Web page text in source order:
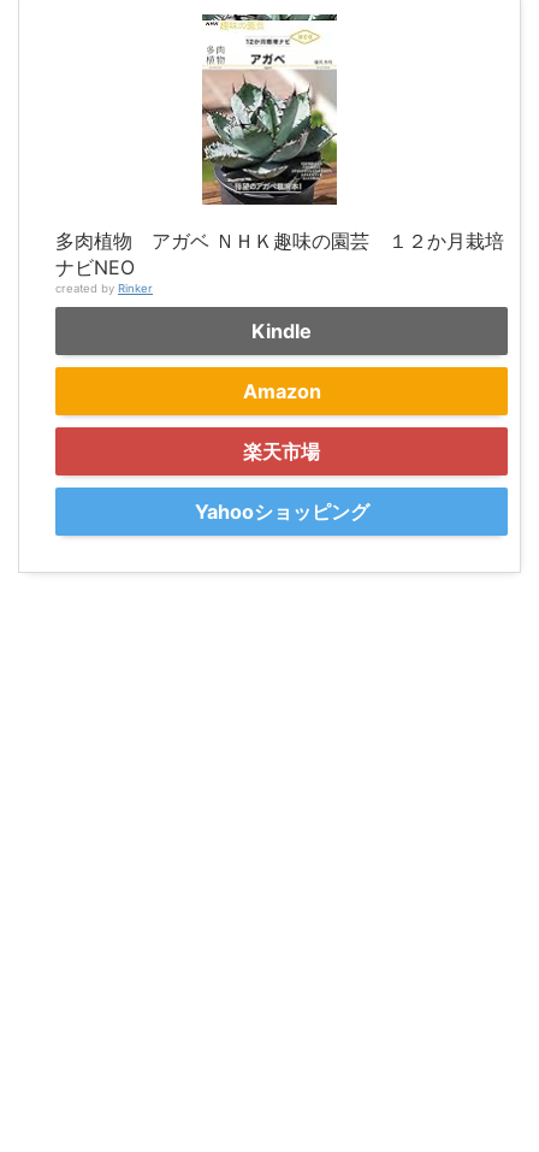
多肉植物 アガベ ＮＨＫ趣味の園芸 １２か月栽培
ナビNEO
created by Rinker
Kindle
Amazon
楽天市場
Yahooショッピング